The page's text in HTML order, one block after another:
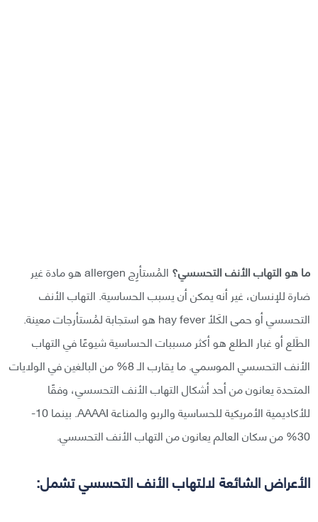
ما هو التهاب الأنف التحسسي؟
المُستأرِج allergen هو مادة غير
ضارة للإنسان، غير أنه يمكن أن يسبب الحساسية. التهاب الأنف
التحسسي أو حمى الكَلأ hay fever هو استجابة لمُستأرجات معينة.
الطَلع أو غبار الطلع هو أكثر مسببات الحساسية شيوعًا في التهاب
الأنف التحسسي الموسمي. ما يقارب الـ 8% من البالغين في الولايات
المتحدة يعانون من أحد أشكال التهاب الأنف التحسسي، وفقًا
للأكاديمية الأمريكية للحساسية والربو والمناعة AAAAI. بينما 10-
30% من سكان العالم يعانون من التهاب الأنف التحسسي.
الأعراض الشائعة لالتهاب الأنف التحسسي تشمل: